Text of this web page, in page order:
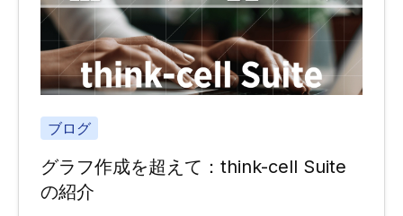
ブログ
グラフ作成を超えて：think-cell Suite
の紹介